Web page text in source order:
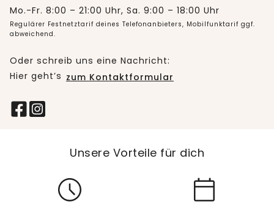
Mo.-Fr. 8:00 – 21:00 Uhr, Sa. 9:00 – 18:00 Uhr
Regulärer Festnetztarif deines Telefonanbieters, Mobilfunktarif ggf.
abweichend.
Oder schreib uns eine Nachricht:
Hier geht’s zum Kontaktformular
Unsere Vorteile für dich